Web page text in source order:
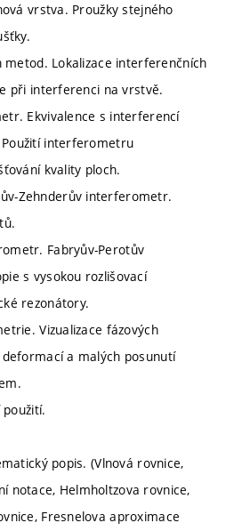
vrstva. Proužky stejného
Lokalizace interferenčních
při interferenci na vrstvě.
Ekvivalence s interferencí
interferometru
kvality ploch.
Zehnderův interferometr.
Fabryův-Perotův
s vysokou rozlišovací
rezonátory.
Vizualizace fázových
a malých posunutí
popis. (Vlnová rovnice,
notace, Helmholtzova rovnice,
Fresnelova aproximace